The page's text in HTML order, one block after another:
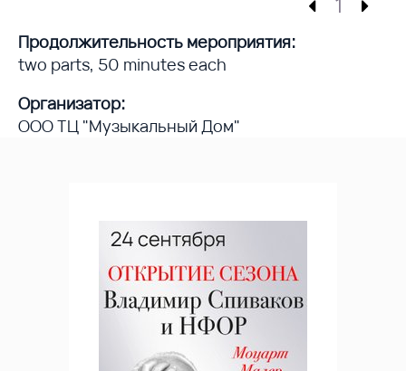
Продолжительность мероприятия:
two parts, 50 minutes each
Организатор:
ООО ТЦ "Музыкальный Дом"